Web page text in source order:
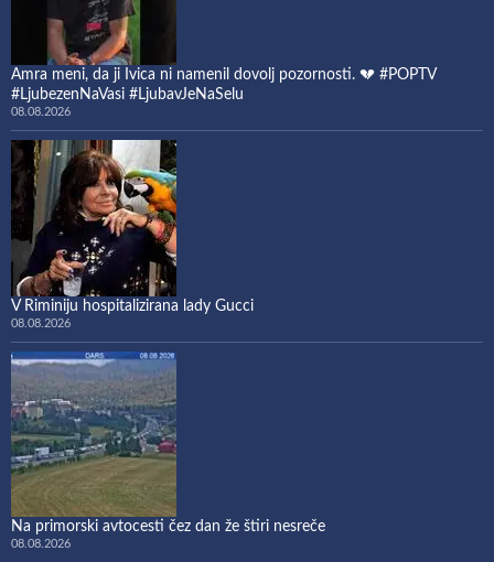
Amra meni, da ji Ivica ni namenil dovolj pozornosti. 💔 #POPTV
#LjubezenNaVasi #LjubavJeNaSelu
08.08.2026
V Riminiju hospitalizirana lady Gucci
08.08.2026
Na primorski avtocesti čez dan že štiri nesreče
08.08.2026